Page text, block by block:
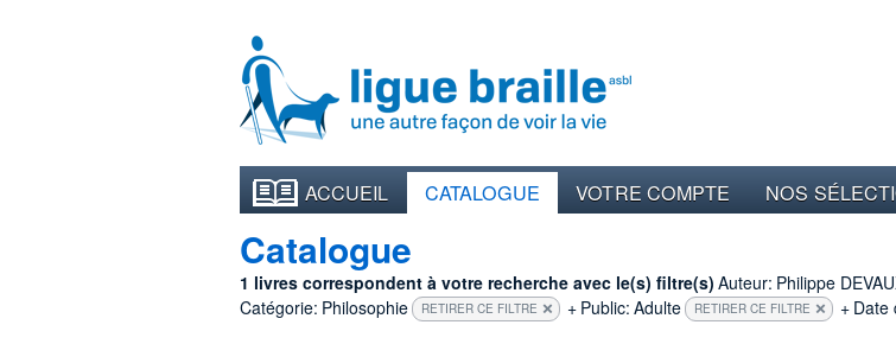
ACCUEIL CATALOGUE VOTRE COMPTE NOS
Catalogue
1 livres correspondent à votre recherche avec le(s) filtre(s) Auteur: Philippe
Catégorie: Philosophie RETIRER CE FILTRE + Public: Adulte RETIRER CE FILTRE + Date